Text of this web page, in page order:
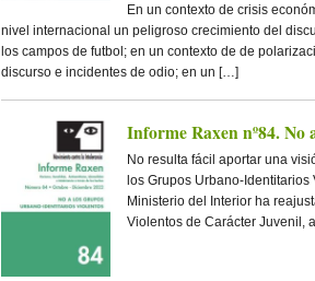
En un contexto de crisis
nivel internacional un peligroso crecimiento del
los campos de futbol; en un contexto de de
discurso e incidentes de odio; en un […]
Informe Raxen nº84.
No resulta fácil aportar una
los Grupos Urbano-Identitarios
Ministerio del Interior ha
Violentos de Carácter Juvenil,